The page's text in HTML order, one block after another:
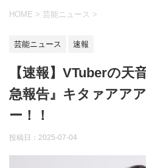
HOME > 芸能ニュース >
芸能ニュース 速報
【速報】VTuberの天
急報告』キタァアア
ー！！
投稿日： 2025-07-04